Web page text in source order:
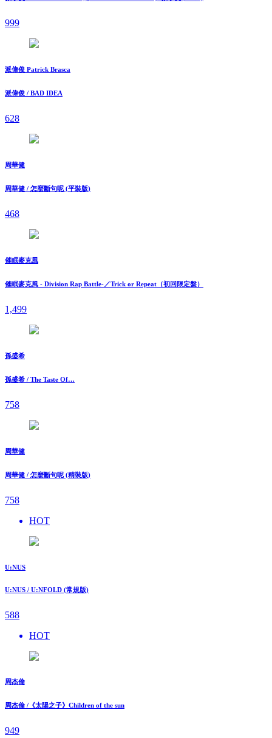
999
派偉俊 Patrick Brasca
派偉俊 / BAD IDEA
628
周華健
周華健 / 怎麼斷句呢 (平裝版)
468
催眠麥克風
催眠麥克風 - Division Rap Battle-／Trick or Repeat（初回限定盤）
1,499
孫盛希
孫盛希 / The Taste Of…
758
周華健
周華健 / 怎麼斷句呢 (精裝版)
758
HOT
U:NUS
U:NUS / U:NFOLD (常規版)
588
HOT
周杰倫
周杰倫 /《太陽之子》Children of the sun
949